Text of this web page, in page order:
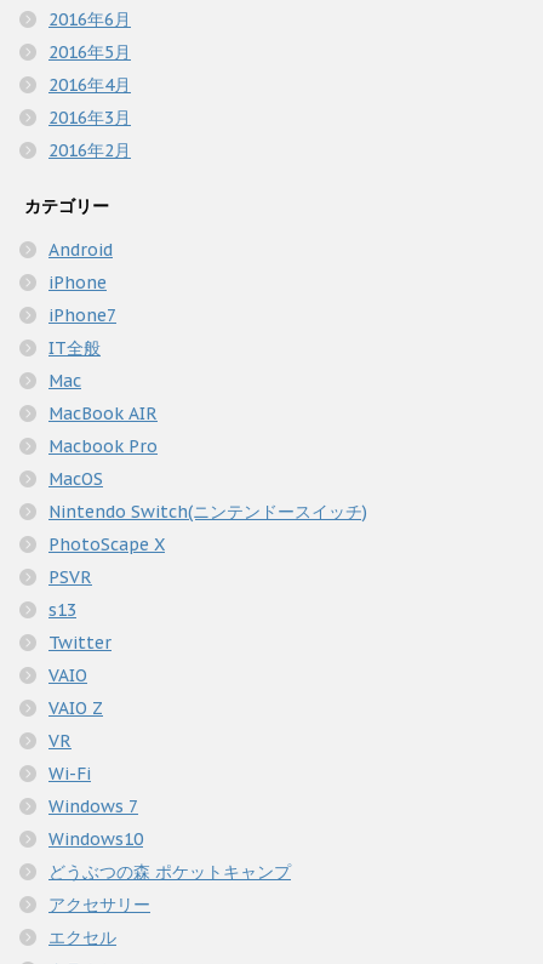
2016年6月
2016年5月
2016年4月
2016年3月
2016年2月
カテゴリー
Android
iPhone
iPhone7
IT全般
Mac
MacBook AIR
Macbook Pro
MacOS
Nintendo Switch(ニンテンドースイッチ)
PhotoScape X
PSVR
s13
Twitter
VAIO
VAIO Z
VR
Wi-Fi
Windows 7
Windows10
どうぶつの森 ポケットキャンプ
アクセサリー
エクセル